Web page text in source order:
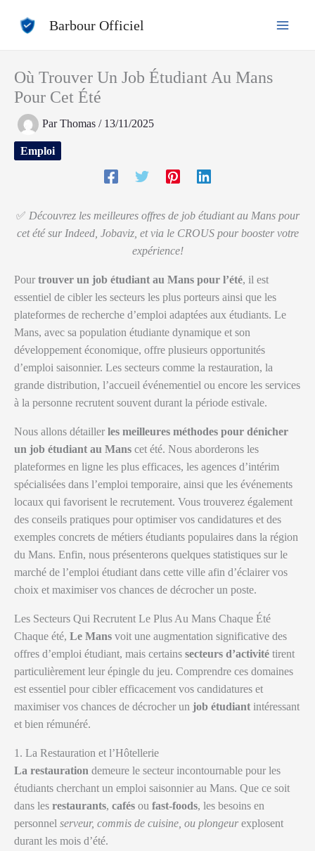
Barbour Officiel
Où Trouver Un Job Étudiant Au Mans
Pour Cet Été
ParThomas / 13/11/2025
Emploi
✅ Découvrez les meilleures offres de job étudiant au Mans pour
cet été sur Indeed, Jobaviz, et via le CROUS pour booster votre
expérience!
Pour trouver un job étudiant au Mans pour l’été, il est
essentiel de cibler les secteurs les plus porteurs ainsi que les
plateformes de recherche d’emploi adaptées aux étudiants. Le
Mans, avec sa population étudiante dynamique et son
développement économique, offre plusieurs opportunités
d’emploi saisonnier. Les secteurs comme la restauration, la
grande distribution, l’accueil événementiel ou encore les services
à la personne recrutent souvent durant la période estivale.
Nous allons détailler les meilleures méthodes pour dénicher
un job étudiant au Mans cet été. Nous aborderons les
plateformes en ligne les plus efficaces, les agences d’intérim
spécialisées dans l’emploi temporaire, ainsi que les événements
locaux qui favorisent le recrutement. Vous trouverez également
des conseils pratiques pour optimiser vos candidatures et des
exemples concrets de métiers étudiants populaires dans la région
du Mans. Enfin, nous présenterons quelques statistiques sur le
marché de l’emploi étudiant dans cette ville afin d’éclairer vos
choix et maximiser vos chances de décrocher un poste.
Les Secteurs Qui Recrutent Le Plus Au Mans Chaque Été
Chaque été, Le Mans voit une augmentation significative des
offres d’emploi étudiant, mais certains secteurs d’activité tirent
particulièrement leur épingle du jeu. Comprendre ces domaines
est essentiel pour cibler efficacement vos candidatures et
maximiser vos chances de décrocher un job étudiant intéressant
et bien rémunéré.
1. La Restauration et l’Hôtellerie
La restauration demeure le secteur incontournable pour les
étudiants cherchant un emploi saisonnier au Mans. Que ce soit
dans les restaurants, cafés ou fast-foods, les besoins en
personnel serveur, commis de cuisine, ou plongeur explosent
durant les mois d’été.